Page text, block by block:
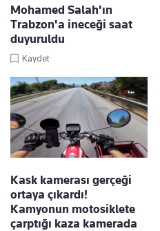
Mohamed Salah'ın
Trabzon'a ineceği saat
duyuruldu
Kaydet
Kask kamerası gerçeği
ortaya çıkardı!
Kamyonun motosiklete
çarptığı kaza kamerada